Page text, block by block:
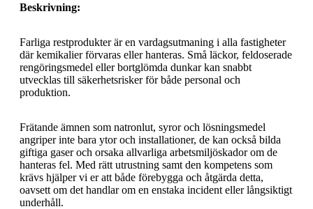
Beskrivning:
Farliga restprodukter är en vardagsutmaning i alla fastigheter
där kemikalier förvaras eller hanteras. Små läckor, feldoserade
rengöringsmedel eller bortglömda dunkar kan snabbt
utvecklas till säkerhetsrisker för både personal och
produktion.
Frätande ämnen som natronlut, syror och lösningsmedel
angriper inte bara ytor och installationer, de kan också bilda
giftiga gaser och orsaka allvarliga arbetsmiljöskador om de
hanteras fel. Med rätt utrustning samt den kompetens som
krävs hjälper vi er att både förebygga och åtgärda detta,
oavsett om det handlar om en enstaka incident eller långsiktigt
underhåll.